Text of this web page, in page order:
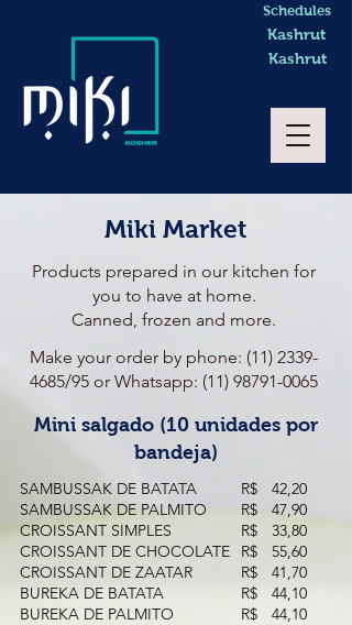
Kashrut
Kashrut
Schedules
Miki Market
Products prepared in our kitchen for
you to have at home.
Canned, frozen and more.
Make your order by phone: (11) 2339-
4685/95 or Whatsapp: (11) 98791-0065
Mini salgado (10 unidades por
bandeja)
SAMBUSSAK DE BATATA
SAMBUSSAK DE PALMITO
CROISSANT SIMPLES
CROISSANT DE CHOCOLATE
CROISSANT DE ZAATAR
BUREKA DE BATATA
BUREKA DE PALMITO
R$
R$
R$
R$
R$
R$
R$
42,20
47,90
33,80
55,60
41,70
44,10
44,10